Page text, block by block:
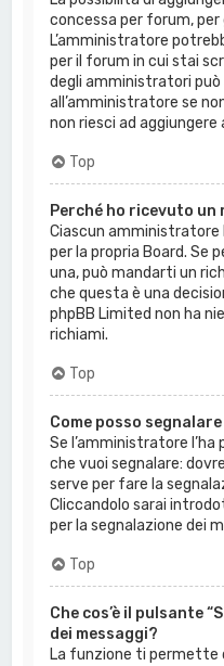
concessa per forum,
L’amministratore
per il forum in cui stai
degli amministratori può
all’amministratore se
non riesci ad aggiungere
Top
Perché ho ricevuto un
Ciascun amministratore
per la propria Board. Se
una, può mandarti un
che questa è una
phpBB Limited non ha
richiami.
Top
Come posso
Se l’amministratore l’ha
che vuoi segnalare:
serve per fare la
Cliccandolo sarai
per la segnalazione dei
Top
Che cos’è il pulsante
dei messaggi?
La funzione ti permette